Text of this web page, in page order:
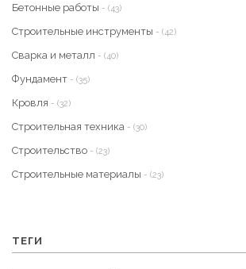
Бетонные работы - (43)
Строительные инструменты - (42)
Сварка и металл - (40)
Фундамент - (35)
Кровля - (32)
Строительная техника - (30)
Строительство - (23)
Строительные материалы - (23)
ТЕГИ